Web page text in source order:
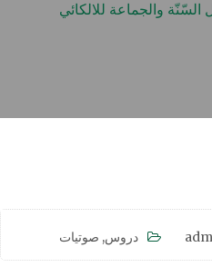
والجماعة للالكائي
دروس, صوتيات